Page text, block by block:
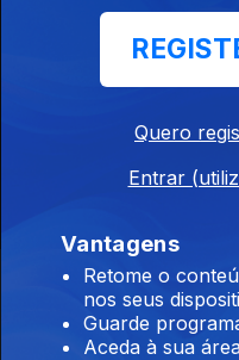
Hokkaido - No
Instale a
Quero
Entrar
Vantagens
Retome o
nos seus
Guarde
Aceda à sua